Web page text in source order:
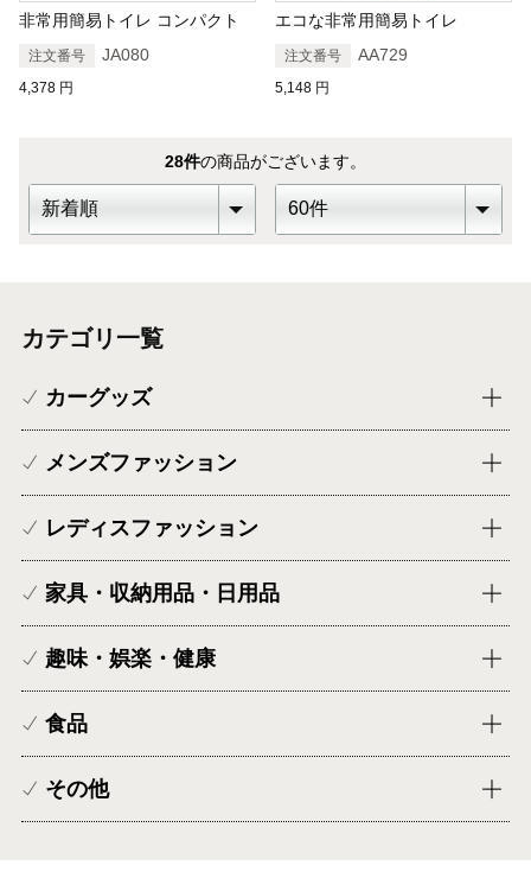
非常用簡易トイレ コンパクト
注文番号 JA080
4,378 円
エコな非常用簡易トイレ
注文番号 AA729
5,148 円
28件の商品がございます。
カテゴリ一覧
カーグッズ
メンズファッション
レディスファッション
家具・収納用品・日用品
趣味・娯楽・健康
食品
その他